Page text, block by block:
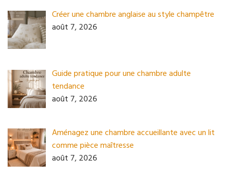
Créer une chambre anglaise au style champêtre
août 7, 2026
Guide pratique pour une chambre adulte
tendance
août 7, 2026
Aménagez une chambre accueillante avec un lit
comme pièce maîtresse
août 7, 2026